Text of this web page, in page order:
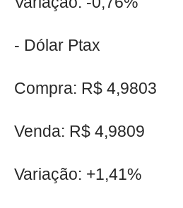
- Dólar Ptax
Compra: R$ 4,9803
Venda: R$ 4,9809
Variação: +1,41%